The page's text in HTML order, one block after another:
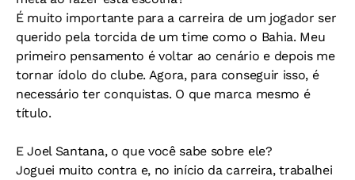
É muito importante para a carreira de um jogador ser
querido pela torcida de um time como o Bahia. Meu
primeiro pensamento é voltar ao cenário e depois me
tornar ídolo do clube. Agora, para conseguir isso, é
necessário ter conquistas. O que marca mesmo é
título.
E Joel Santana, o que você sabe sobre ele?
Joguei muito contra e, no início da carreira, trabalhei